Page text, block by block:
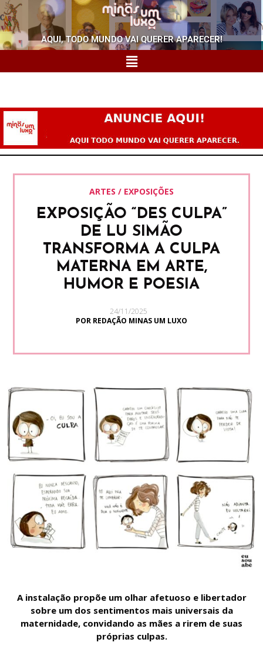
AQUI, TODO MUNDO VAI QUERER APARECER!
ARTES / EXPOSIÇÕES
EXPOSIÇÃO “DES CULPA”
DE LU SIMÃO
TRANSFORMA A CULPA
MATERNA EM ARTE,
HUMOR E POESIA
24/11/2025
POR REDAÇÃO MINAS UM LUXO
A instalação propõe um olhar afetuoso e libertador
sobre um dos sentimentos mais universais da
maternidade, convidando as mães a rirem de suas
próprias culpas.